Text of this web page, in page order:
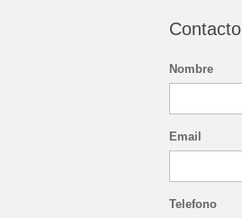
Contacto
Nombre
Email
Telefono